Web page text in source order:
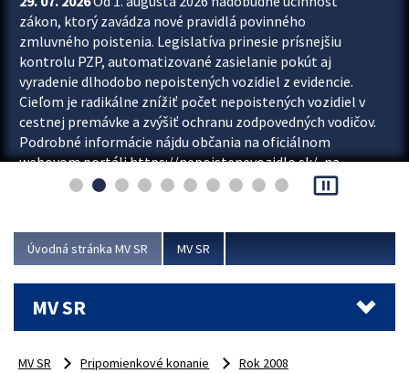
zákon, ktorý zavádza nové pravidlá povinného
zmluvného poistenia. Legislatíva prinesie prísnejšiu
kontrolu PZP, automatizované zasielanie pokút aj
vyradenie dlhodobo nepoistených vozidiel z evidencie.
Cieľom je radikálne znížiť počet nepoistených vozidiel v
cestnej premávke a zvýšiť ochranu zodpovedných vodičov.
Podrobné informácie nájdu občania na oficiálnom
webovom portáli https://nepoistenevozidlo.sk/, na
ktorom od augusta pribudne aj možnosť overiť si...
pause_presentation
Úvodná stránka MV SR MV SR
MV SR
MV SR Pripomienkové konanie Rok 2008